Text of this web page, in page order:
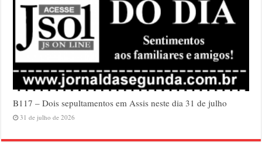
B117 – Dois sepultamentos em Assis neste dia 31 de julho
31 de julho de 2026